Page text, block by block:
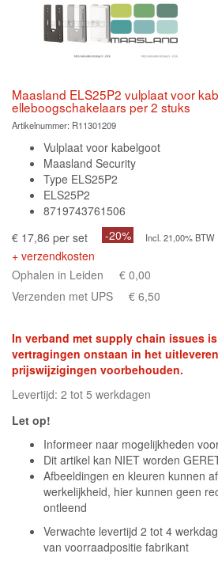
Maasland ELS25P2 vulplaat voor
elleboogschakelaars per 2 stuks
Artikelnummer: R11301209
Vulplaat voor kabelgoot
Maasland Security
Type ELS25P2
ELS25P2
8719743761506
€ 17,86 per set
-20% Incl. 21,00% BTW
+ verzendkosten
Ophalen in Leiden
€ 0,00
Verzenden met UPS
€ 6,50
In verband met supply chain issues
vertragingen onstaan in het
prijswijzigingen voorbehouden.
Levertijd: 2 tot 5 werkdagen
Let op!
Informeer naar mogelijkheden
Dit artikel kan NIET worden
Afbeeldingen en kleuren kunnen
werkelijkheid, hier kunnen geen
ontleend
Verwachte levertijd 2 tot 4
van voorraadpositie fabrikant